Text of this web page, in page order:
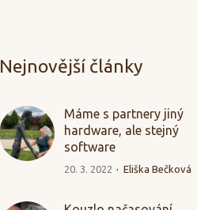
Nejnovější články
Máme s partnery jiný
hardware, ale stejný
software
20. 3. 2022 Eliška Bečková